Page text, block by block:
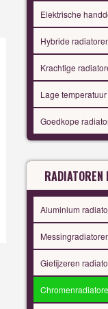
Elektrische
Hybride
Krachtige
Lage
Goedkope
RADIATOREN
Aluminium
Gietijzeren